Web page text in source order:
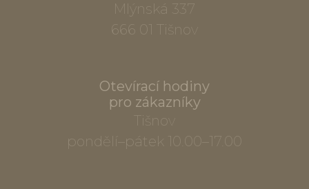
Mlýnská 337
666 01 Tišnov
Otevírací hodiny
pro zákazníky
Tišnov
pondělí–pátek 10.00–17.00